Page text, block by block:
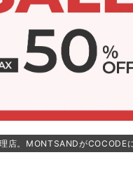
店。MONTSANDがCOCODE